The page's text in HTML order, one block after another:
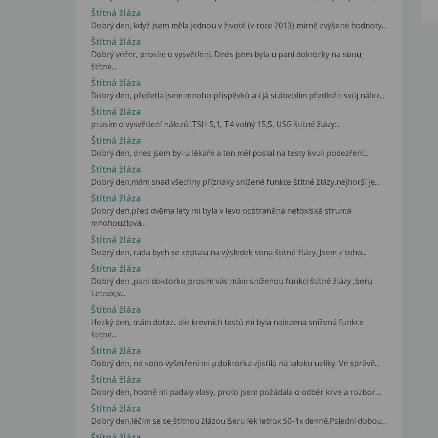
Štítná žláza
Dobrý den, když jsem měla jednou v životě (v roce 2013) mírně zvýšené hodnoty...
Štítná žláza
Dobrý večer, prosím o vysvětlení. Dnes jsem byla u pani doktorky na sonu
štítné...
Štítná žláza
Dobrý den, přečetla jsem mnoho příspěvků a i já si dovolím předložit svůj nález...
Štítná žláza
prosím o vysvětlení nálezů: TSH 5,1, T4 volný 15,5, USG štítné žlázy:...
Štítná žláza
Dobrý den, dnes jsem byl u lékaře a ten měl poslal na testy kvuli podezření...
Štítná žláza
Dobrý den,mám snad všechny příznaky snížené funkce štítné žlázy,nejhorší je...
Štítná žláza
Dobrý den,před dvěma lety mi byla v levo odstraněna netoxiská struma
mnohouzlová...
Štítná žláza
Dobrý den, ráda bych se zeptala na výsledek sona štítné žlázy. Jsem z toho...
Štítna žláza
Dobrý den ,paní doktorko prosím vás mám sníženou funkci štítné žlázy ,beru
Letrox,v...
Štítná žláza
Hezký den, mám dotaz.. dle krevních testů mi byla nalezena snížená funkce
štítné...
Štítná žláza
Dobrý den, na sono vyšetření mi p.doktorka zjistila na laloku uzlíky. Ve správě...
Štítná žláza
Dobrý den, hodně mi padaly vlasy, proto jsem požádala o odběr krve a rozbor....
Štítná žláza
Dobrý den,léčím se se štítnou žlázou.Beru lék letrox 50-1x denně.Pslední dobou...